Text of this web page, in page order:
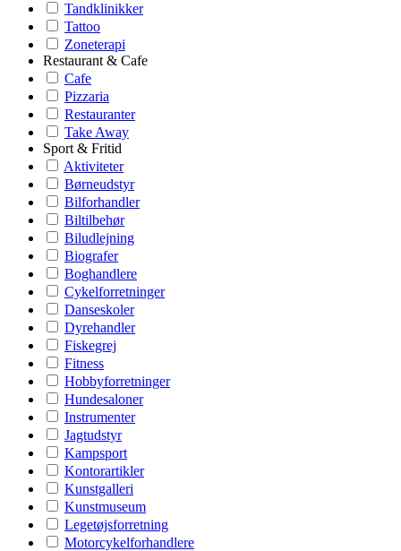
Tandklinikker
Tattoo
Zoneterapi
Restaurant & Cafe
Cafe
Pizzaria
Restauranter
Take Away
Sport & Fritid
Aktiviteter
Børneudstyr
Bilforhandler
Biltilbehør
Biludlejning
Biografer
Boghandlere
Cykelforretninger
Danseskoler
Dyrehandler
Fiskegrej
Fitness
Hobbyforretninger
Hundesaloner
Instrumenter
Jagtudstyr
Kampsport
Kontorartikler
Kunstgalleri
Kunstmuseum
Legetøjsforretning
Motorcykelforhandlere